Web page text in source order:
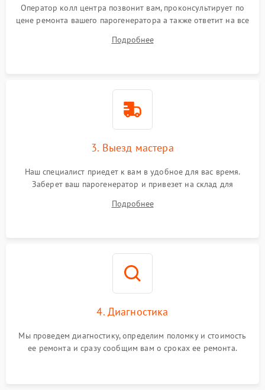
Оператор колл центра позвонит вам, проконсультирует по
цене ремонта вашего парогенератора а также ответит на все
Подробнее
3. Выезд мастера
Наш специалист приедет к вам в удобное для вас время.
Заберет ваш парогенератор и привезет на склад для
Подробнее
4. Диагностика
Мы проведем диагностику, определим поломку и стоимость
ее ремонта и сразу сообщим вам о сроках ее ремонта.